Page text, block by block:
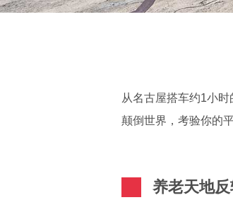
从名古屋搭车约1小
颠倒世界，考验你的
养老天地